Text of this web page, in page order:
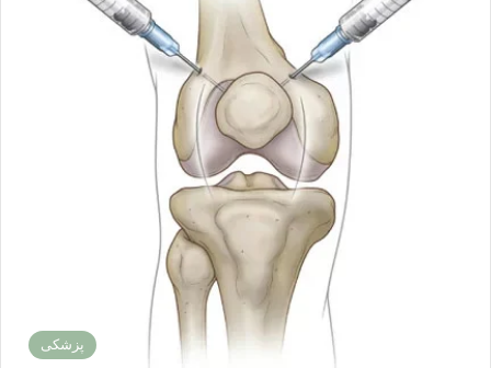
پزشکی